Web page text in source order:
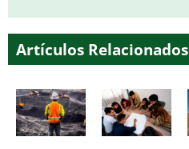
Artículos Relacionados